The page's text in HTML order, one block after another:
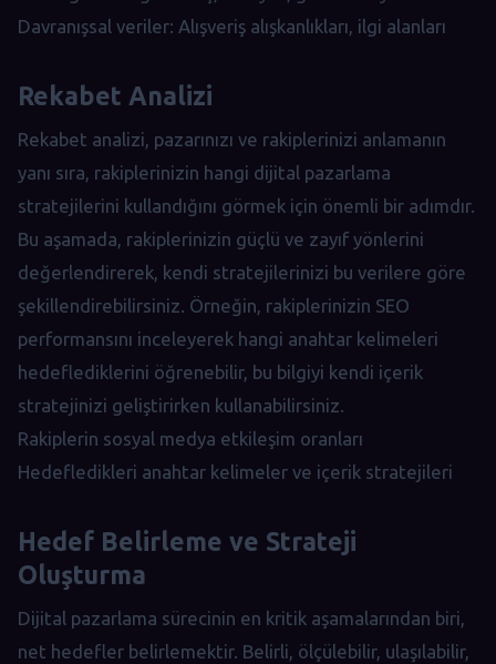
Davranışsal veriler: Alışveriş alışkanlıkları, ilgi alanları
Rekabet Analizi
Rekabet analizi, pazarınızı ve rakiplerinizi anlamanın
yanı sıra, rakiplerinizin hangi dijital pazarlama
stratejilerini kullandığını görmek için önemli bir adımdır.
Bu aşamada, rakiplerinizin güçlü ve zayıf yönlerini
değerlendirerek, kendi stratejilerinizi bu verilere göre
şekillendirebilirsiniz. Örneğin, rakiplerinizin SEO
performansını inceleyerek hangi anahtar kelimeleri
hedeflediklerini öğrenebilir, bu bilgiyi kendi içerik
stratejinizi geliştirirken kullanabilirsiniz.
Rakiplerin sosyal medya etkileşim oranları
Hedefledikleri anahtar kelimeler ve içerik stratejileri
Hedef Belirleme ve Strateji
Oluşturma
Dijital pazarlama sürecinin en kritik aşamalarından biri,
net hedefler belirlemektir. Belirli, ölçülebilir, ulaşılabilir,